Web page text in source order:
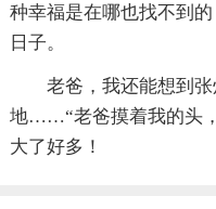
种幸福是在哪也找不到
日子。
老爸，我还能想到
地……“老爸摸着我的头
大了好多！